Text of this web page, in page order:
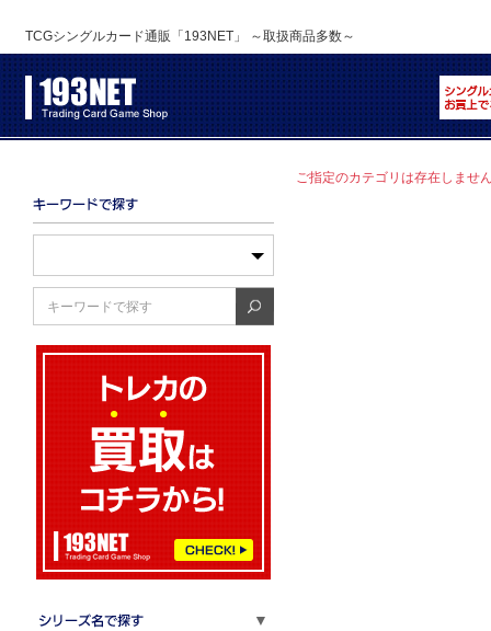
TCGシングルカード通販「193NET」 ～取扱商品多数～
▼
ご指定のカテゴリは存在しませ